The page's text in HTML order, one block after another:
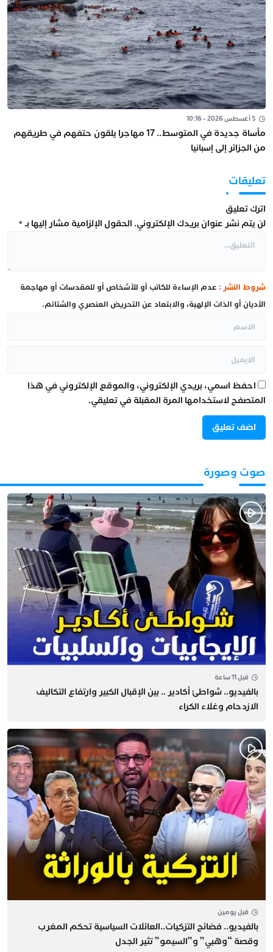
5 أغسطس 2026 - 10:16
مأساة جديدة في المتوسط.. 17 مهاجرا يلقون حتفهم في طريقهم
من الجزائر إلى إسبانيا
تعليقات
اترك تعليق
لن يتم نشر عنوان بريدك الإلكتروني. الحقول الإلزامية مشار إليها بـ*
شروط النشر : عدم الإساءة للكاتب أو للأشخاص أو للمقدسات أو مهاجمة
الأديان أو الذات الإلهية، والابتعاد عن التحريض العنصري والشتائم.
احفظ اسمي، بريدي الإلكتروني، والموقع الإلكتروني في هذا
المتصفح لاستخدامها المرة المقبلة في تعليقي.
صوت وصورة
قبل 11 ساعة
بالفيديو.. شواطئ أكادير .. بين الإقبال الكبير وارتفاع التكاليف
الازدحام وغلاء الكراء
قبل يومين
بالفيديو.. فضائح التزكيات..العائلات السياسية تحكم المغرب
وقصة “وهبي” و”السيمو” تثير الجدل